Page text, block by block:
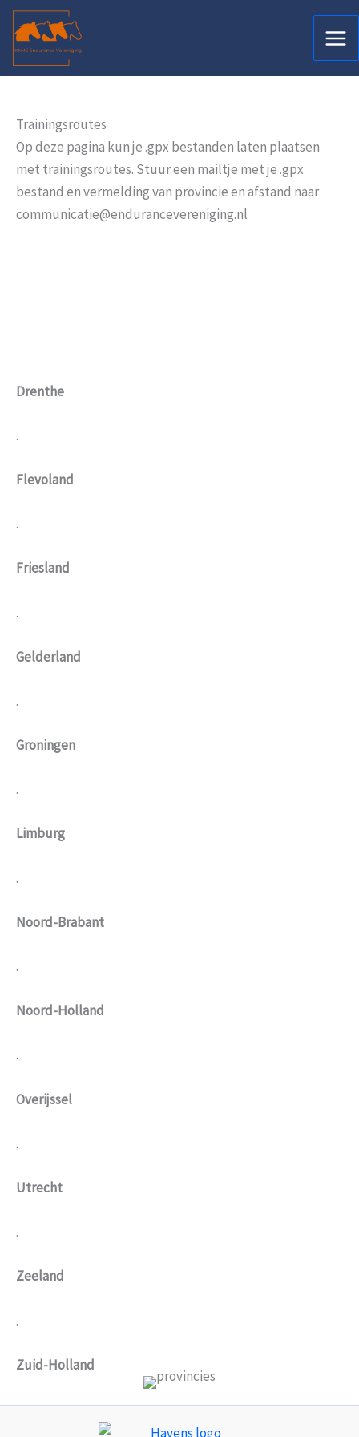
Ga
naar
inhoud
Trainingsroutes
Op deze pagina kun je .gpx bestanden laten plaatsen
met trainingsroutes. Stuur een mailtje met je .gpx
bestand en vermelding van provincie en afstand naar
communicatie@endurancevereniging.nl
Drenthe
.
Flevoland
.
Friesland
.
Gelderland
.
Groningen
.
Limburg
.
Noord-Brabant
.
Noord-Holland
.
Overijssel
.
Utrecht
.
Zeeland
.
Zuid-Holland